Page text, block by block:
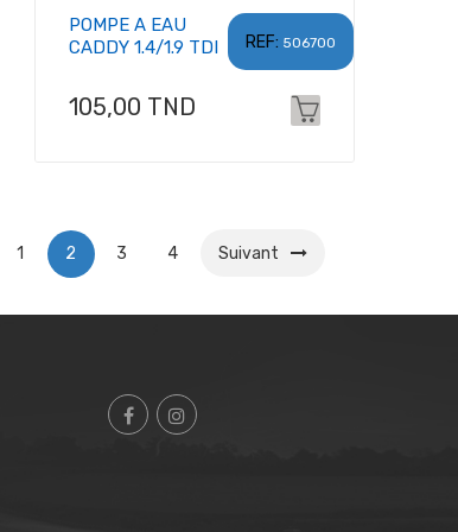
REF: 506700
POMPE A EAU
CADDY 1.4/1.9 TDI
Prix
105,00 TND
1 2 3 4 Suivant